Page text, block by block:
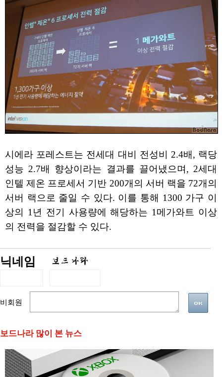
시에라 포레스트는 전세대 대비 전성비 2.4배, 랙당
성능 2.7배 향상이라는 결과를 끌어냈으며, 2세대
인텔 제온 프로세서 기반 200개의 서버 랙을 72개의
서버 랙으로 줄일 수 있다. 이를 통해 1300 가구 이
상의 1년 전기 사용량에 해당하는 1메가와트 이상
의 전력을 절감할 수 있다.
닉네임
비회원
보드나라 많이 본 뉴스